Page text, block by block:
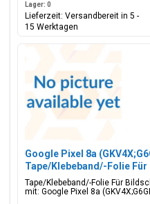
Lager: 0
Lieferzeit: Versandbereit in 5 -
15 Werktagen
Google Pixel 8a
Tape/Klebeband/-Folie
Tape/Klebeband/-Folie Für
mit: Google Pixel 8a